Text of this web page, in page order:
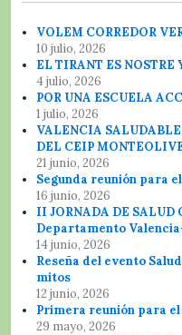
VOLEM CORREDOR
10 julio, 2026
EL TIRANT ES NOSTRE
4 julio, 2026
POR UNA ESCUELA
1 julio, 2026
VALENCIA
DEL CEIP
21 junio, 2026
Segunda reunión para
16 junio, 2026
II JORNADA DE
Departamento
14 junio, 2026
Reseña del evento
mitos
12 junio, 2026
Primera reunión para
29 mayo, 2026